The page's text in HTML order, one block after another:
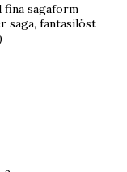
fina sagaform
saga, fantasilöst